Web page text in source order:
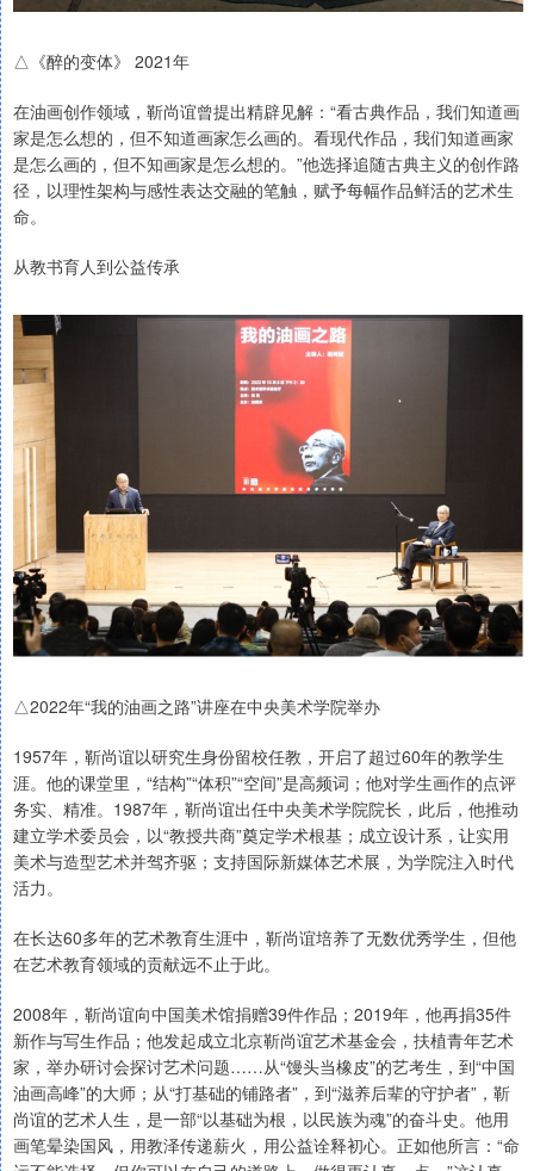
△《醉的变体》 2021年
在油画创作领域，靳尚谊曾提出精辟见解：“看古典作品，我们知道画
家是怎么想的，但不知道画家怎么画的。看现代作品，我们知道画家
是怎么画的，但不知画家是怎么想的。”他选择追随古典主义的创作路
径，以理性架构与感性表达交融的笔触，赋予每幅作品鲜活的艺术生
命。
从教书育人到公益传承
△2022年“我的油画之路”讲座在中央美术学院举办
1957年，靳尚谊以研究生身份留校任教，开启了超过60年的教学生
涯。他的课堂里，“结构”“体积”“空间”是高频词；他对学生画作的点评
务实、精准。1987年，靳尚谊出任中央美术学院院长，此后，他推动
建立学术委员会，以“教授共商”奠定学术根基；成立设计系，让实用
美术与造型艺术并驾齐驱；支持国际新媒体艺术展，为学院注入时代
活力。
在长达60多年的艺术教育生涯中，靳尚谊培养了无数优秀学生，但他
在艺术教育领域的贡献远不止于此。
2008年，靳尚谊向中国美术馆捐赠39件作品；2019年，他再捐35件
新作与写生作品；他发起成立北京靳尚谊艺术基金会，扶植青年艺术
家，举办研讨会探讨艺术问题……从“馒头当橡皮”的艺考生，到“中国
油画高峰”的大师；从“打基础的铺路者”，到“滋养后辈的守护者”，靳
尚谊的艺术人生，是一部“以基础为根，以民族为魂”的奋斗史。他用
画笔晕染国风，用教泽传递薪火，用公益诠释初心。正如他所言：“命